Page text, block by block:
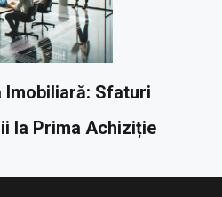
Imobiliară: Sfaturi
la Prima Achiziție